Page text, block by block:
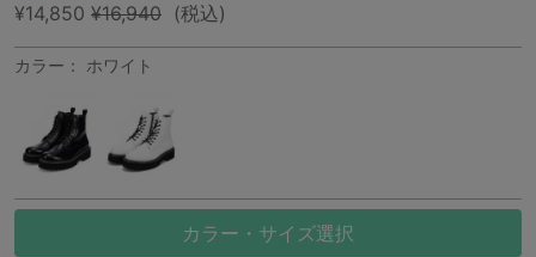
¥14,850 ¥16,940 (税込)
カラー： ホワイト
カラー・サイズ選択